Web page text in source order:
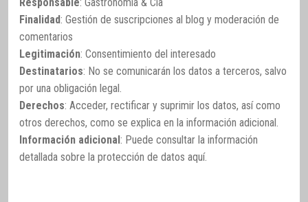
Finalidad: Gestión de suscripciones al blog y moderación de
comentarios
Legitimación: Consentimiento del interesado
Destinatarios: No se comunicarán los datos a terceros, salvo
por una obligación legal.
Derechos: Acceder, rectificar y suprimir los datos, así como
otros derechos, como se explica en la información adicional.
Información adicional: Puede consultar la información
detallada sobre la protección de datos aquí.